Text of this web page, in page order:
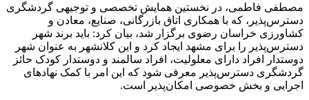
مصطفی فاطمی، در نخستین همایش تخصصی و توجیهی گردشگری
دسترس‌پذیر، که با همکاری اتاق بازرگانی، صنایع، معادن و
کشاورزی خراسان رضوی برگزار شد، بیان کرد: باید برند شهر
دسترس‌پذیر را برای مشهد ایجاد کرد و این کلانشهر به عنوان شهر
دوستدار افراد دارای معلولیت، افراد سالمند و دوستدار کودک حائز
گردشگری دسترس‌پذیر معرفی شود که این امر با کمک نهادهای
اجرایی و بخش خصوصی امکان‌پذیر است.